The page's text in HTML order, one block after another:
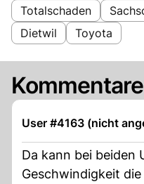
Totalschaden
Dietwil
Toyota
Kommentare
User #4163 (nicht
Da kann bei beiden
Geschwindigkeit